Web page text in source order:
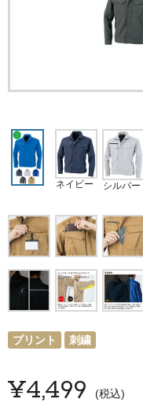
ネイビー シルバー
プリント 刺繍
¥4,499 税込